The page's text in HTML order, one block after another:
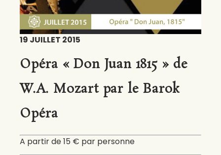
19 JUILLET 2015
Opéra « Don Juan 1815 » de
W.A. Mozart par le Barok
Opéra
A partir de 15 € par personne